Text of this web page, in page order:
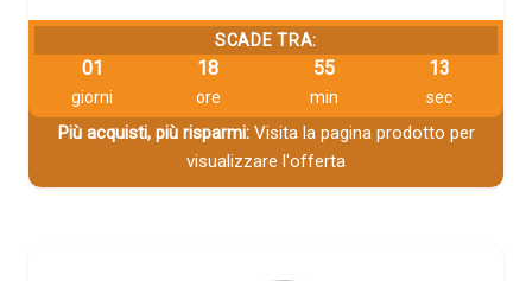
SCADE TRA:
01
giorni
18
ore
55
min
12
sec
Più acquisti, più risparmi:Visita la pagina prodotto per
visualizzare l'offerta